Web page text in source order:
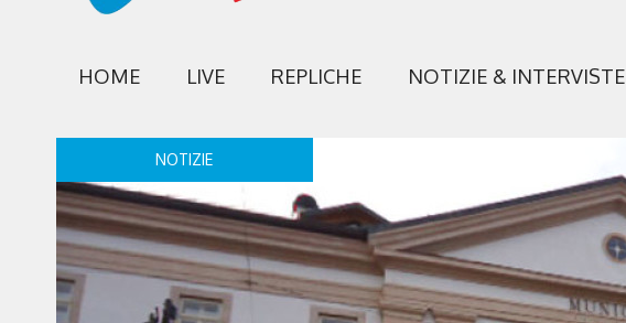
HOME LIVE REPLICHE NOTIZIE & INTERVISTE
NOTIZIE